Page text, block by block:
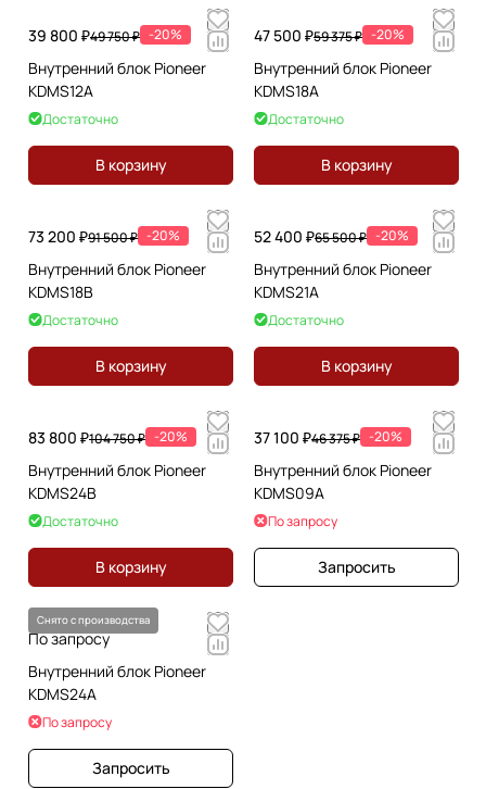
39 800 ₽49 750 ₽ -20%
Внутренний блок Pioneer
KDMS12A
Достаточно
В корзину
47 500 ₽59 375 ₽ -20%
Внутренний блок Pioneer
KDMS18A
Достаточно
В корзину
73 200 ₽91 500 ₽ -20%
Внутренний блок Pioneer
KDMS18B
Достаточно
В корзину
52 400 ₽65 500 ₽ -20%
Внутренний блок Pioneer
KDMS21A
Достаточно
В корзину
83 800 ₽104 750 ₽ -20%
Внутренний блок Pioneer
KDMS24B
Достаточно
В корзину
37 100 ₽46 375 ₽ -20%
Внутренний блок Pioneer
KDMS09A
По запросу
Запросить
Снято с производства
По запросу
Внутренний блок Pioneer
KDMS24A
По запросу
Запросить